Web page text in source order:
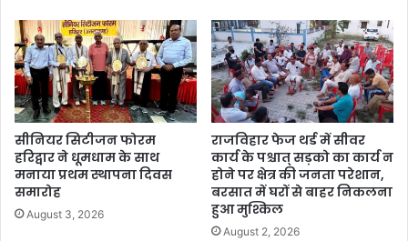
सीनियर सिटीजन फोरम
हरिद्वार ने धूमधाम के साथ
मनाया प्रथम स्थापना दिवस
समारोह
August 3, 2026
राजविहार फेज थर्ड में सीवर
कार्य के पश्चात् सड़को का कार्य न
होने पर क्षेत्र की जनता परेशान,
बरसात में घरों से बाहर निकलना
हुआ मुश्किल
August 2, 2026